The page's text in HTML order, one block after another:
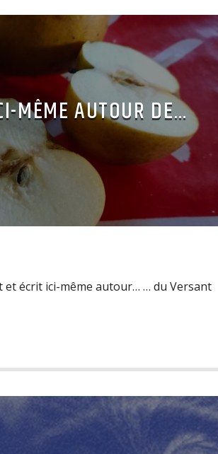
MÊME AUTOUR DE…
et écrit ici-même autour… … du Versant